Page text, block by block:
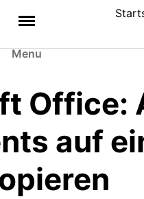
Menu
Office:
auf